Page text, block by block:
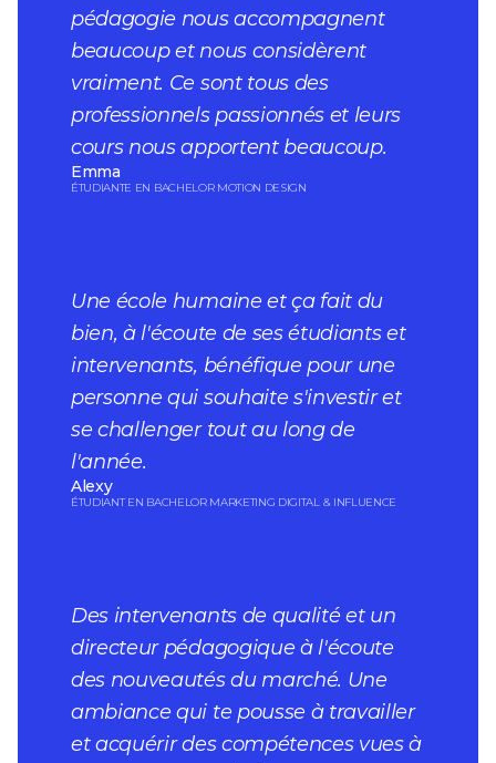
pédagogie nous accompagnent
beaucoup et nous considèrent
vraiment. Ce sont tous des
professionnels passionnés et leurs
cours nous apportent beaucoup.
Emma
ÉTUDIANTE EN BACHELOR MOTION DESIGN
Une école humaine et ça fait du
bien, à l'écoute de ses étudiants et
intervenants, bénéfique pour une
personne qui souhaite s'investir et
se challenger tout au long de
l'année.
Alexy
ÉTUDIANT EN BACHELOR MARKETING DIGITAL & INFLUENCE
Des intervenants de qualité et un
directeur pédagogique à l'écoute
des nouveautés du marché. Une
ambiance qui te pousse à travailler
et acquérir des compétences vues à